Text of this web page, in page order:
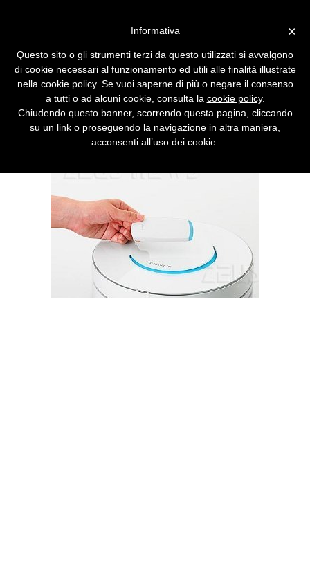
TransferJet
La tecnologia sviluppata da Sony, Toshiba e
altre 13 aziende manderà in pensione i cavi
usati per connettere i vari dispositivi
elettronici.
×
Informativa
Questo sito o gli strumenti terzi da questo utilizzati si avvalgono
di cookie necessari al funzionamento ed utili alle finalità illustrate
nella cookie policy. Se vuoi saperne di più o negare il consenso
a tutti o ad alcuni cookie, consulta la cookie policy.
Chiudendo questo banner, scorrendo questa pagina, cliccando
su un link o proseguendo la navigazione in altra maniera,
acconsenti all’uso dei cookie.